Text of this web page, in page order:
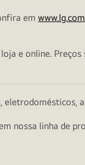
em
e online.
nossa linha de